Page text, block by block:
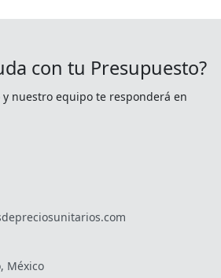
con tu Presupuesto?
nuestro equipo te responderá en
México